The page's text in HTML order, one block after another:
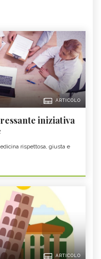
ARTICOLO
iniziativa
rispettosa, giusta e
ARTICOLO